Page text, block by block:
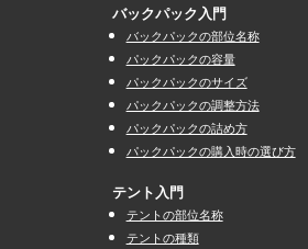
バックパック入門
バックパックの部位名称
パックパックの容量
パックパックのサイズ
パックパックの調整方法
パックパックの詰め方
パックパックの購入時の選び方
テント入門
テントの部位名称
テントの種類